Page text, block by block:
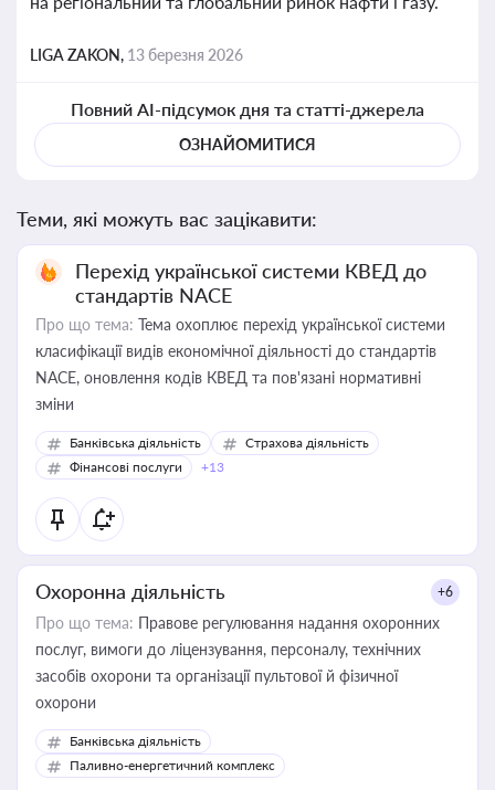
LIGA ZAKON, 13 березня 2026
Повний AI-підсумок дня та статті-джерела
ОЗНАЙОМИТИСЯ
Теми, які можуть вас зацікавити:
Перехід української системи КВЕД до
стандартів NACE
Про що тема: Тема охоплює перехід української системи
класифікації видів економічної діяльності до стандартів
NACE, оновлення кодів КВЕД та пов'язані нормативні
зміни
Банківська діяльність
Страхова діяльність
Фінансові послуги
+13
Охоронна діяльність +6
Про що тема: Правове регулювання надання охоронних
послуг, вимоги до ліцензування, персоналу, технічних
засобів охорони та організації пультової й фізичної
охорони
Банківська діяльність
Паливно-енергетичний комплекс